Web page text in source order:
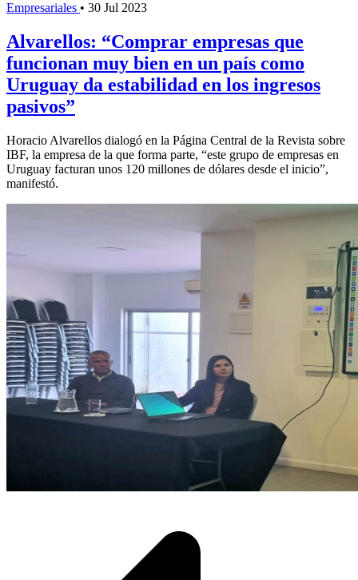
Empresariales • 30 Jul 2023
Alvarellos: “Comprar empresas que
funcionan muy bien en un país como
Uruguay da estabilidad en los ingresos
pasivos”
Horacio Alvarellos dialogó en la Página Central de la Revista sobre
IBF, la empresa de la que forma parte, “este grupo de empresas en
Uruguay facturan unos 120 millones de dólares desde el inicio”,
manifestó.